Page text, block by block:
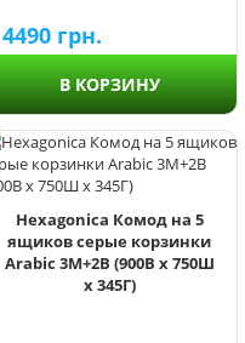
4490 грн.
В КОРЗИНУ
Hexagonica Комод на 5
ящиков серые корзинки
Arabic 3М+2В (900В х 750Ш
х 345Г)